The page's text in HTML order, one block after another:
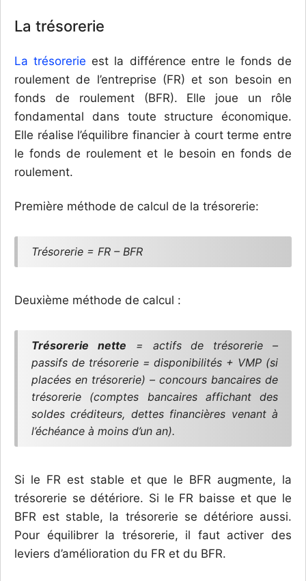
La trésorerie
La trésorerie est la différence entre le fonds de
roulement de l’entreprise (FR) et son besoin en
fonds de roulement (BFR). Elle joue un rôle
fondamental dans toute structure économique.
Elle réalise l’équilibre financier à court terme entre
le fonds de roulement et le besoin en fonds de
roulement.
Première méthode de calcul de la trésorerie:
Trésorerie = FR – BFR
Deuxième méthode de calcul :
Trésorerie nette = actifs de trésorerie –
passifs de trésorerie = disponibilités + VMP (si
placées en trésorerie) – concours bancaires de
trésorerie (comptes bancaires affichant des
soldes créditeurs, dettes financières venant à
l’échéance à moins d’un an).
Si le FR est stable et que le BFR augmente, la
trésorerie se détériore. Si le FR baisse et que le
BFR est stable, la trésorerie se détériore aussi.
Pour équilibrer la trésorerie, il faut activer des
leviers d’amélioration du FR et du BFR.